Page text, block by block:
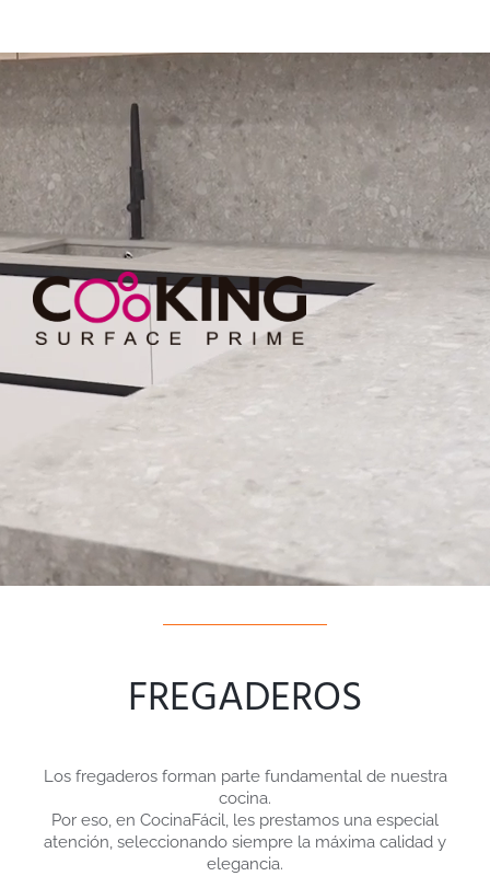
FREGADEROS
Los fregaderos forman parte fundamental de nuestra
cocina.
Por eso, en CocinaFácil, les prestamos una especial
atención, seleccionando siempre la máxima calidad y
elegancia.